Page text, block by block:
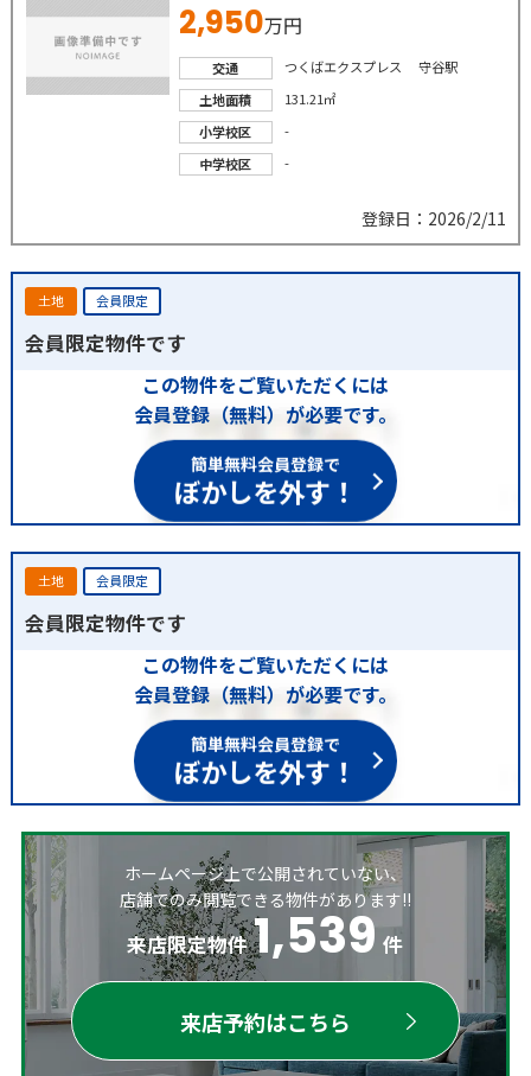
2,950万円
交通
つくばエクスプレス 守谷駅
土地面積
131.21㎡
小学校区
-
中学校区
-
登録日：2026/2/11
土地 会員限定
会員限定物件です
この物件をご覧いただくには
会員登録（無料）が必要です。
簡単無料会員登録で
ぼかしを外す！
土地 会員限定
会員限定物件です
この物件をご覧いただくには
会員登録（無料）が必要です。
簡単無料会員登録で
ぼかしを外す！
ホームページ上で公開されていない、
店舗でのみ閲覧できる物件があります!!
来店限定物件 1,539 件
来店予約はこちら